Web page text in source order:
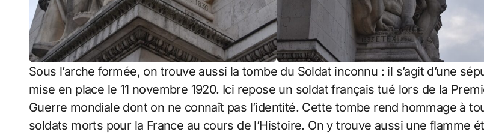
Sous l’arche formée, on trouve aussi la tombe du Soldat inconnu : il s’agit d’une
mise en place le 11 novembre 1920. Ici repose un soldat français tué lors de la
Guerre mondiale dont on ne connaît pas l’identité. Cette tombe rend hommage à
soldats morts pour la France au cours de l’Histoire. On y trouve aussi une flamme